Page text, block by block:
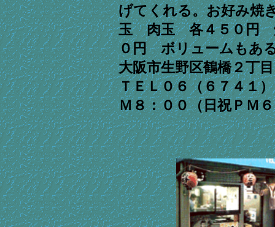
げてくれる。お好み
玉 肉玉 各４５０円
０円 ボリュームもあ
大阪市生野区鶴橋２丁
ＴＥＬ０６（６７４１
Ｍ８：００（日祝Ｐ